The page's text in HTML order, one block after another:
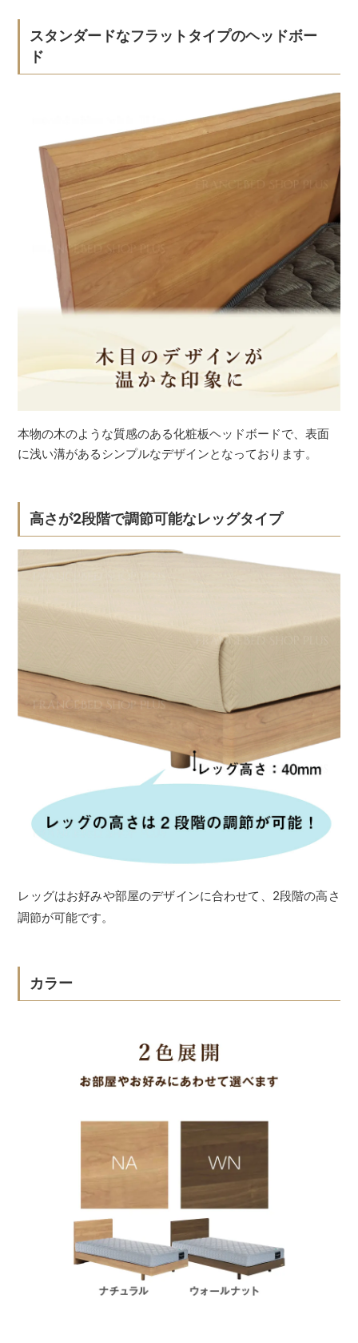
スタンダードなフラットタイプのヘッドボー
ド
本物の木のような質感のある化粧板ヘッドボードで、表面
に浅い溝があるシンプルなデザインとなっております。
高さが2段階で調節可能なレッグタイプ
レッグはお好みや部屋のデザインに合わせて、2段階の高さ
調節が可能です。
カラー